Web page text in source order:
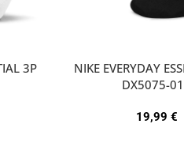
3P
NIKE EVERYDAY
DX5075-
19,99 €